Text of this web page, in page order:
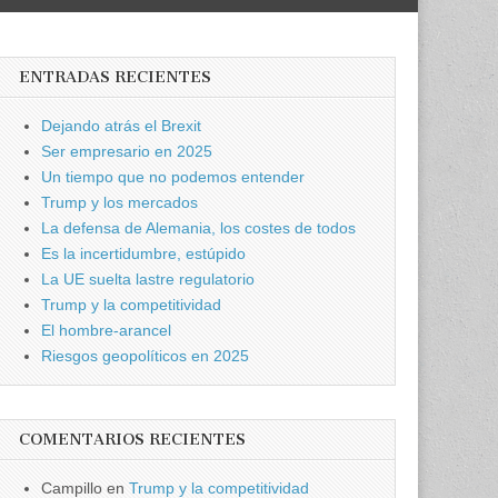
ENTRADAS RECIENTES
Dejando atrás el Brexit
Ser empresario en 2025
Un tiempo que no podemos entender
Trump y los mercados
La defensa de Alemania, los costes de todos
Es la incertidumbre, estúpido
La UE suelta lastre regulatorio
Trump y la competitividad
El hombre-arancel
Riesgos geopolíticos en 2025
COMENTARIOS RECIENTES
Campillo enTrump y la competitividad